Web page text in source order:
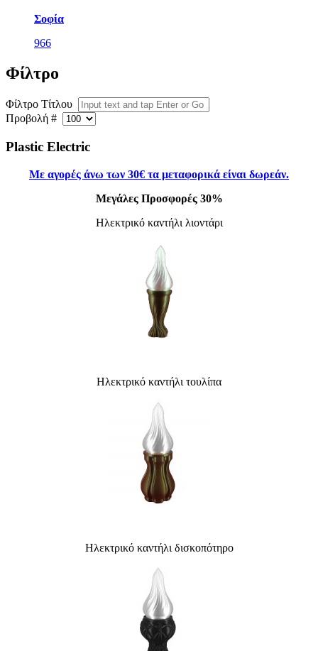
Σοφία
966
Φίλτρο
Φίλτρο Τίτλου
Προβολή #
Plastic Electric
Με αγορές άνω των 30€ τα μεταφορικά είναι δωρεάν.
Μεγάλες Προσφορές 30%
Ηλεκτρικό καντήλι λιοντάρι
Ηλεκτρικό καντήλι τουλίπα
Ηλεκτρικό καντήλι δισκοπότηρο